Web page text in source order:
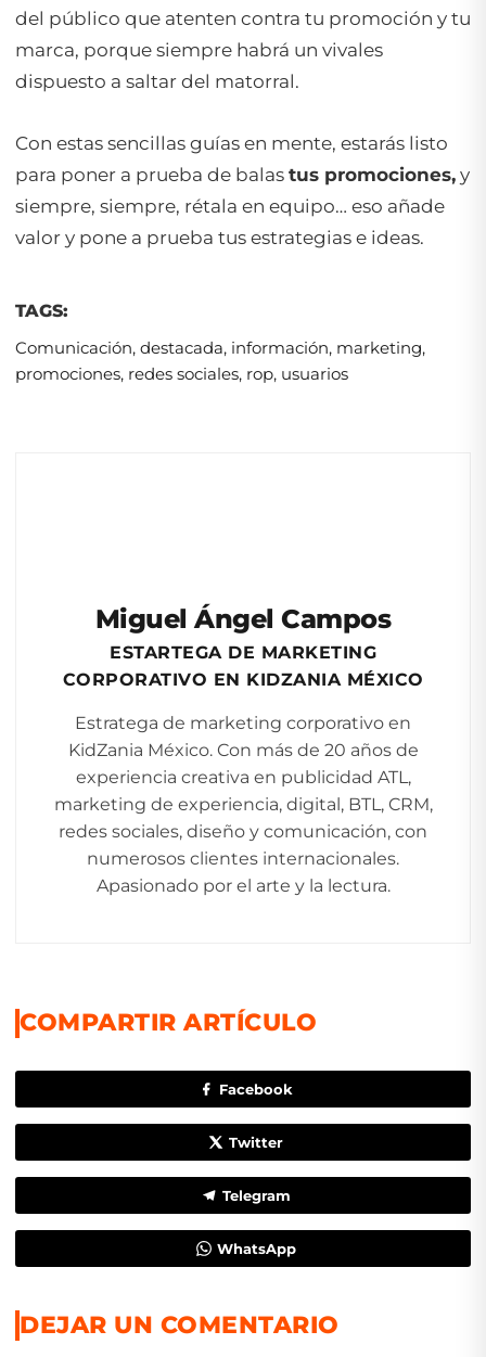
del público que atenten contra tu promoción y tu
marca, porque siempre habrá un vivales
dispuesto a saltar del matorral.
Con estas sencillas guías en mente, estarás listo
para poner a prueba de balas tus promociones, y
siempre, siempre, rétala en equipo… eso añade
valor y pone a prueba tus estrategias e ideas.
TAGS:
Comunicación, destacada, información, marketing,
promociones, redes sociales, rop, usuarios
Miguel Ángel Campos
ESTARTEGA DE MARKETING
CORPORATIVO EN KIDZANIA MÉXICO
Estratega de marketing corporativo en
KidZania México. Con más de 20 años de
experiencia creativa en publicidad ATL,
marketing de experiencia, digital, BTL, CRM,
redes sociales, diseño y comunicación, con
numerosos clientes internacionales.
Apasionado por el arte y la lectura.
COMPARTIR ARTÍCULO
Facebook
Twitter
Telegram
WhatsApp
DEJAR UN COMENTARIO